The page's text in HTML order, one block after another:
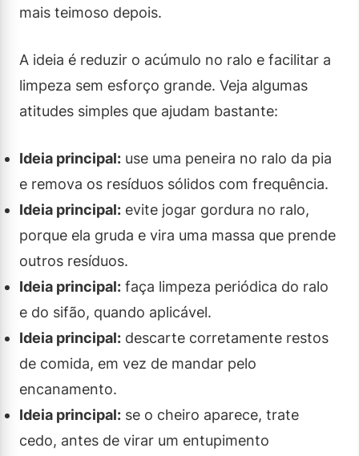
mais teimoso depois.
A ideia é reduzir o acúmulo no ralo e facilitar a
limpeza sem esforço grande. Veja algumas
atitudes simples que ajudam bastante:
Ideia principal: use uma peneira no ralo da pia
e remova os resíduos sólidos com frequência.
Ideia principal: evite jogar gordura no ralo,
porque ela gruda e vira uma massa que prende
outros resíduos.
Ideia principal: faça limpeza periódica do ralo
e do sifão, quando aplicável.
Ideia principal: descarte corretamente restos
de comida, em vez de mandar pelo
encanamento.
Ideia principal: se o cheiro aparece, trate
cedo, antes de virar um entupimento